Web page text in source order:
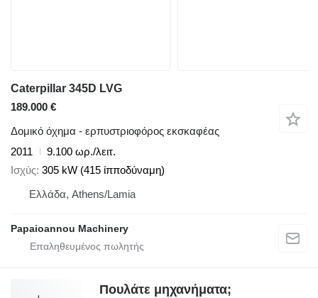
Caterpillar 345D LVG
189.000 €
Δομικό όχημα - ερπυστριοφόρος εκσκαφέας
2011
9.100 ωρ./λειτ.
Ισχύς 305 kW (415 ίπποδύναμη)
Ελλάδα, Athens/Lamia
Papaioannou Machinery
Πουλάτε μηχανήματα;